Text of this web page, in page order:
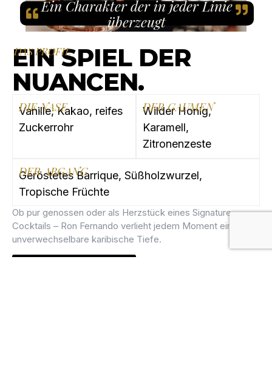
Ein Charakter der in jeder Linie
überzeugt
DAS PROFIL
EIN SPIEL DER
NUANCEN.
DIE NASE
Vanille, Kakao, reifes
Zuckerrohr
DER GAUMEN
Wilder Honig,
Karamell,
Zitronenzeste
DER ABGANG
Geröstetes Barrique, Süßholzwurzel,
Tropische Früchte
Ob pur genossen oder als Herzstück eines Signature
Cocktails – Ron Fernando verlieht jedem Moment eine
unverwechselbare karibische Tiefe.